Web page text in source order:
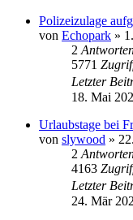
Polizeizulage
von Echopark »
2
5771
Letzter
18. Mai
Urlaubstage bei
von slywood »
2
4163
Letzter
24. Mär